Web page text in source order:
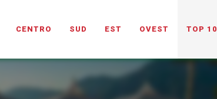
CENTRO SUD EST OVEST TOP 10